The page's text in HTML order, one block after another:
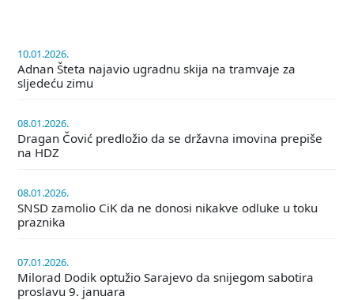
10.01.2026.
Adnan Šteta najavio ugradnu skija na tramvaje za
sljedeću zimu
08.01.2026.
Dragan Čović predložio da se državna imovina prepiše
na HDZ
08.01.2026.
SNSD zamolio CiK da ne donosi nikakve odluke u toku
praznika
07.01.2026.
Milorad Dodik optužio Sarajevo da snijegom sabotira
proslavu 9. januara